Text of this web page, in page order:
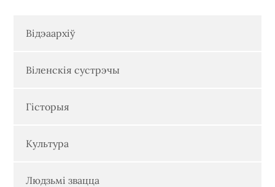
Відэаархіў
Віленскія сустрэчы
Гісторыя
Культура
Людзьмі звацца